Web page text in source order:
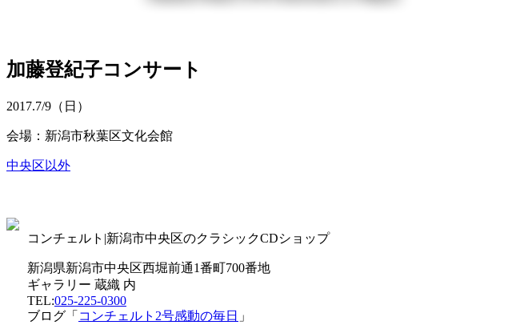
加藤登紀子コンサート
2017.7/9 （日）
会場：新潟市秋葉区文化会館
中央区以外
コンチェルト|新潟市中央区のクラシックCDショップ
新潟県新潟市中央区西堀前通1番町700番地
ギャラリー 蔵織 内
TEL:025-225-0300
ブログ「 コンチェルト2号感動の毎日 」